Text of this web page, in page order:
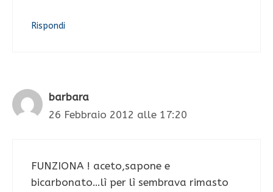
Rispondi
barbara
26 Febbraio 2012 alle 17:20
FUNZIONA ! aceto,sapone e
bicarbonato…lì per lì sembrava rimasto